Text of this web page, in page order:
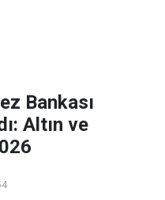
Bankası
Altın ve